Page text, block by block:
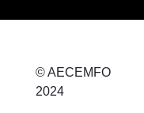
© AECEMFO
2024